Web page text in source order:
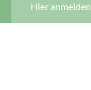
Hier anmelden